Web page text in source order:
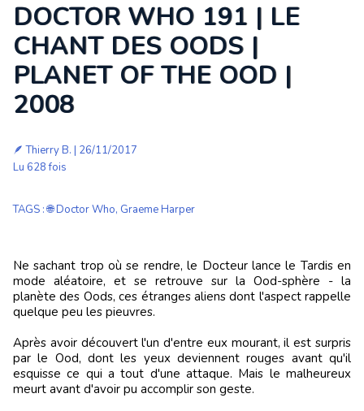
DOCTOR WHO 191 | LE
CHANT DES OODS |
PLANET OF THE OOD |
2008
🪶Thierry B. | 26/11/2017
Lu 628 fois
TAGS :🌐 Doctor Who, Graeme Harper
Ne sachant trop où se rendre, le Docteur lance le Tardis en
mode aléatoire, et se retrouve sur la Ood-sphère - la
planète des Oods, ces étranges aliens dont l'aspect rappelle
quelque peu les pieuvres.
Après avoir découvert l'un d'entre eux mourant, il est surpris
par le Ood, dont les yeux deviennent rouges avant qu'il
esquisse ce qui a tout d'une attaque. Mais le malheureux
meurt avant d'avoir pu accomplir son geste.